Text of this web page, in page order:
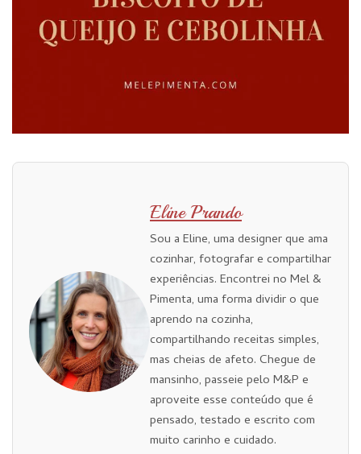
Eline Prando
Sou a Eline, uma designer que ama
cozinhar, fotografar e compartilhar
experiências. Encontrei no Mel &
Pimenta, uma forma dividir o que
aprendo na cozinha,
compartilhando receitas simples,
mas cheias de afeto. Chegue de
mansinho, passeie pelo M&P e
aproveite esse conteúdo que é
pensado, testado e escrito com
muito carinho e cuidado.